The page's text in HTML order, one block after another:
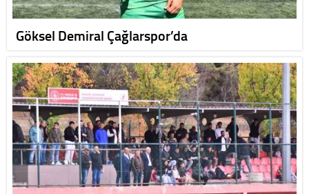
Göksel Demiral Çağlarspor’da